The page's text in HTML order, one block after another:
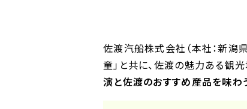
佐渡汽船株式会社（本社：新潟
童」と共に、佐渡の魅力ある観
演と佐渡のおすすめ産品を味わ